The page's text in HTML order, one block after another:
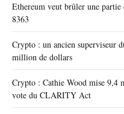
Ethereum veut brûler une partie
8363
Crypto : un ancien superviseur
million de dollars
Crypto : Cathie Wood mise 9,4
vote du CLARITY Act